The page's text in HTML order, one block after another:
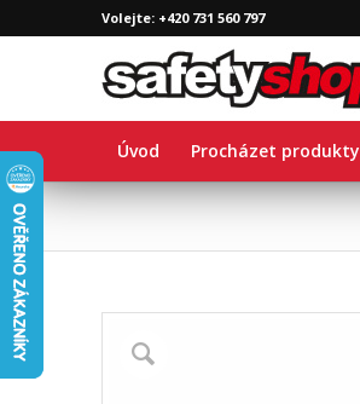
Volejte: +420 731 560 797
Úvod Procházet produkty